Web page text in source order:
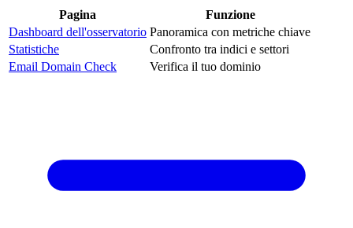
Pagina
Funzione
Dashboard dell'osservatorio Panoramica con metriche chiave
Statistiche
Confronto tra indici e settori
Email Domain Check
Verifica il tuo dominio